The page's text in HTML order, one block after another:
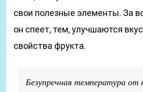
свои полезные элементы. За
он спеет, тем, улучшаются
свойства фрукта.
Безупречная температура от